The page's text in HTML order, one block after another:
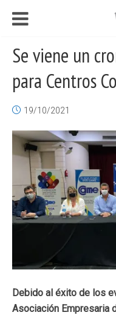
Se viene un
para Centros
19/10/2021
Debido al éxito de los
Asociación Empresaria